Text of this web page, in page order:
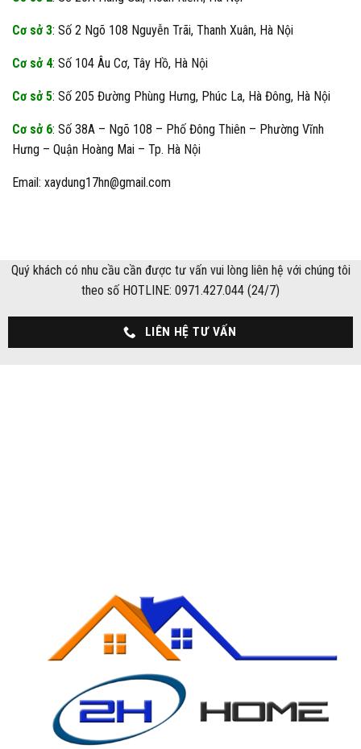
Cơ sở 3: Số 2 Ngõ 108 Nguyễn Trãi, Thanh Xuân, Hà Nội
Cơ sở 4: Số 104 Âu Cơ, Tây Hồ, Hà Nội
Cơ sở 5: Số 205 Đường Phùng Hưng, Phúc La, Hà Đông, Hà Nội
Cơ sở 6: Số 38A – Ngõ 108 – Phố Đông Thiên – Phường Vĩnh
Hưng – Quận Hoàng Mai – Tp. Hà Nội
Email: xaydung17hn@gmail.com
Quý khách có nhu cầu cần được tư vấn vui lòng liên hệ với chúng tôi
theo số HOTLINE: 0971.427.044 (24/7)
LIÊN HỆ TƯ VẤN